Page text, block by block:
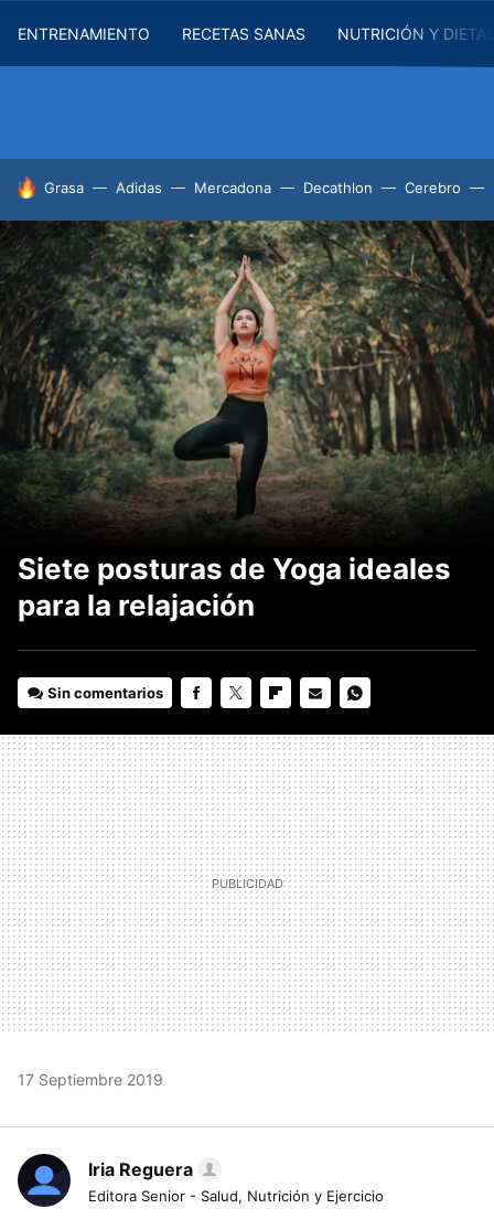
ENTRENAMIENTO RECETAS SANAS NUTRICIÓN Y
HOY SE HABLA DE
Grasa Adidas Mercadona Decathlon Cerebro
Siete posturas de Yoga ideales
para la relajación
Sin comentarios
MAIL
17 Septiembre 2019
Iria Reguera
Editora Senior - Salud, Nutrición y Ejercicio